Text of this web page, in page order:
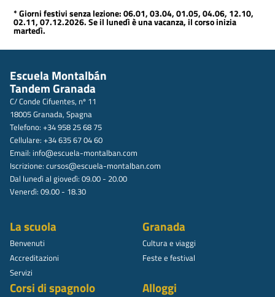
* Giorni festivi senza lezione: 06.01, 03.04, 01.05, 04.06, 12.10,
02.11, 07.12.2026. Se il lunedì è una vacanza, il corso inizia
martedì.
Escuela Montalbán
Tandem Granada
C/ Conde Cifuentes, nº 11
18005 Granada, Spagna
Telefono: +34 958 25 68 75
Cellulare: +34 635 67 04 60
Email: info@escuela-montalban.com
Iscrizione: cursos@escuela-montalban.com
Dal lunedì al giovedì: 09.00 - 20.00
Venerdì: 09.00 - 18.30
La scuola
Benvenuti
Accreditazioni
Servizi
Granada
Cultura e viaggi
Feste e festival
Corsi di spagnolo Alloggi